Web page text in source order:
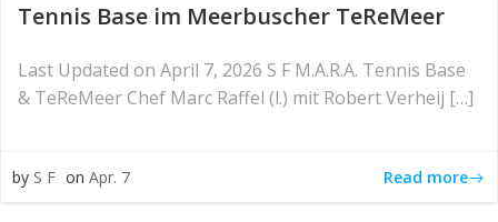
Tennis Base im Meerbuscher TeReMeer
Last Updated on April 7, 2026 S F M.A.R.A. Tennis Base
& TeReMeer Chef Marc Raffel (l.) mit Robert Verheij […]
by S F on Apr. 7 Read more